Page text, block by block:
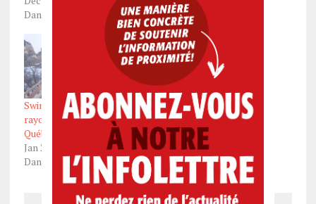
Dans "Actualités"
Swing & Glisse
rayonnera au Carnaval de
Québec
Jan 20, 2024
Dans "Actualités"